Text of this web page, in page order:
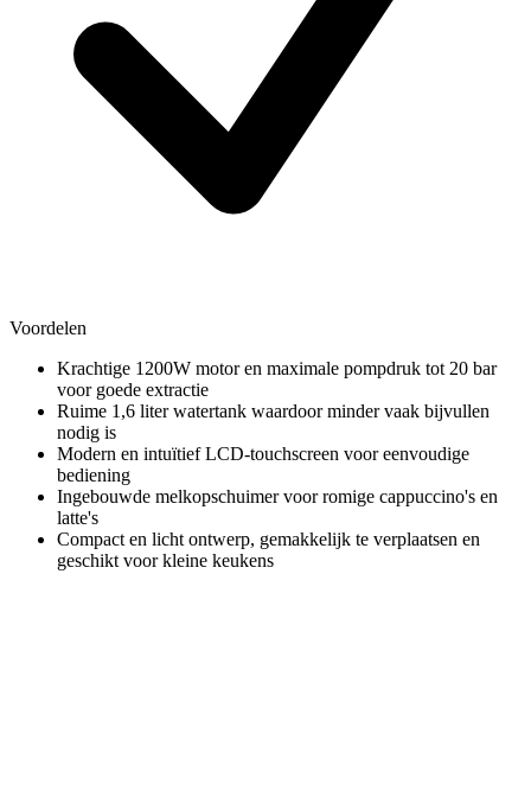
Voordelen
Krachtige 1200W motor en maximale pompdruk tot 20 bar
voor goede extractie
Ruime 1,6 liter watertank waardoor minder vaak bijvullen
nodig is
Modern en intuïtief LCD-touchscreen voor eenvoudige
bediening
Ingebouwde melkopschuimer voor romige cappuccino's en
latte's
Compact en licht ontwerp, gemakkelijk te verplaatsen en
geschikt voor kleine keukens